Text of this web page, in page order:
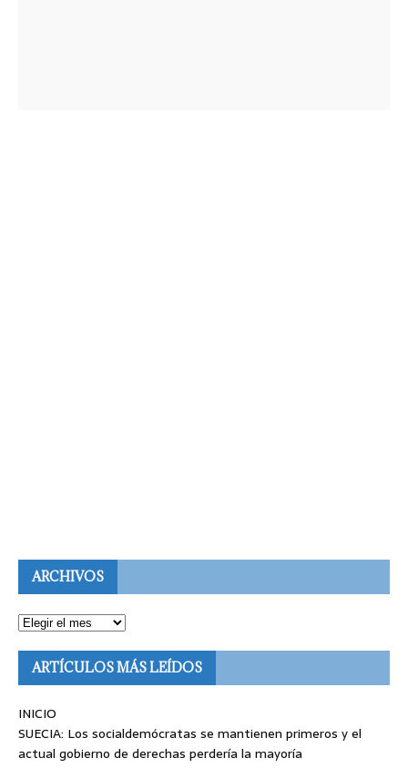
ARCHIVOS
ARTÍCULOS MÁS LEÍDOS
INICIO
SUECIA: Los socialdemócratas se mantienen primeros y el
actual gobierno de derechas perdería la mayoría